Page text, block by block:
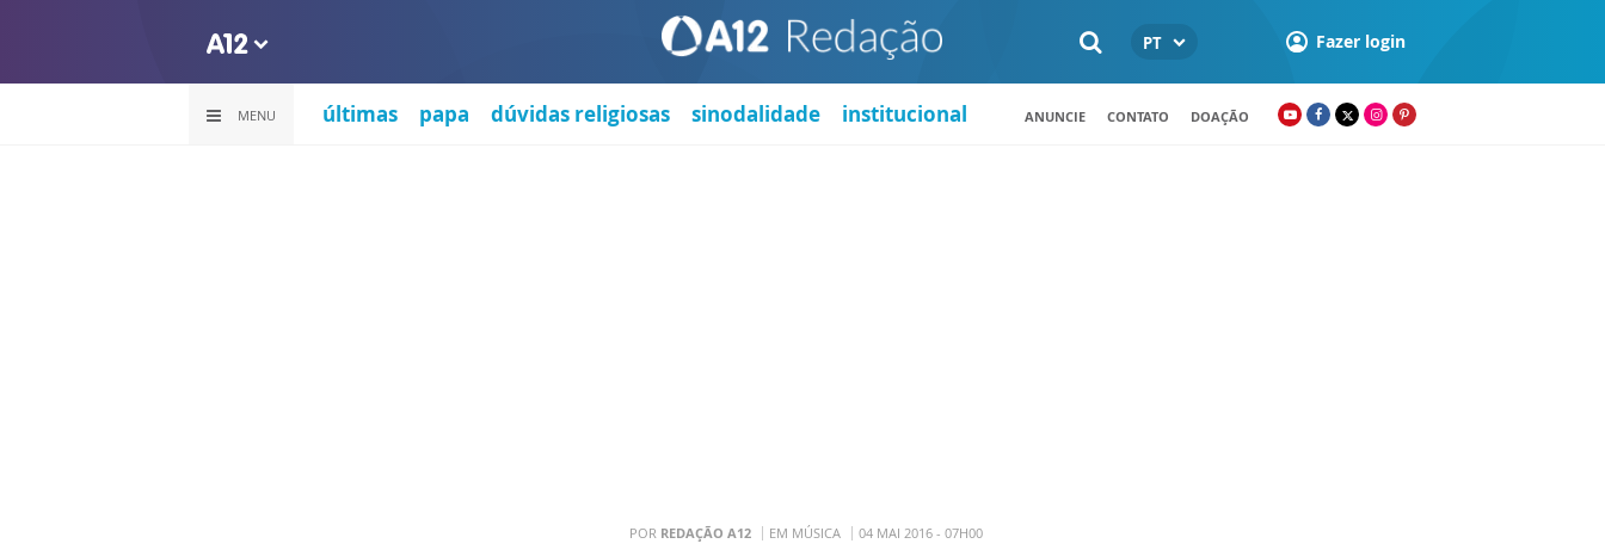
PT Fazer login
MENU últimas papa dúvidas religiosas sinodalidade institucional ANUNCIE CONTATO DOAÇÃO
POR REDAÇÃO A12 EM MÚSICA 04 MAI 2016 - 07H00